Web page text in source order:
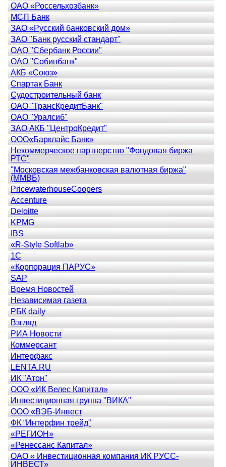
ОАО «Россельхозбанк»
МСП Банк
ЗАО «Русский банковский дом»
ЗАО "Банк русский стандарт"
ОАО "Сбербанк России"
ОАО "Собинбанк"
АКБ «Союз»
Спартак Банк
Судостроительный банк
ОАО "ТрансКредитБанк"
ОАО "Уралсиб"
ЗАО АКБ "ЦентроКредит"
ООО«Барклайс Банк»
Некоммерческое партнерство "Фондовая биржа
РТС"
"Московская межбанковская валютная биржа"
(ММВБ)
PricewaterhouseCoopers
Accenture
Deloitte
KPMG
IBS
«R-Style Softlab»
1C
«Корпорация ПАРУС»
SAP
Время Новостей
Независимая газета
РБК daily
Взгляд
РИА Новости
Коммерсант
Интерфакс
LENTA.RU
ИК "Атон"
ООО «ИК Велес Капитал»
Инвестиционная группа "ВИКА"
ООО «ВЭБ-Инвест
ФК “Интерфин трейд”
«РЕГИОН»
«Ренессанс Капитал»
ОАО « Инвестиционная компания ИК РУСС-
ИНВЕСТ»